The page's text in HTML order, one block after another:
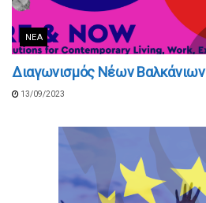
ΝΈΑ
Διαγωνισμός Νέων
13/09/2023